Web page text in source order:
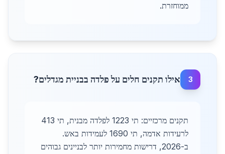
ממוחזרת.
3 אילו תקנים חלים על פלדה בבניית מגדלים?
תקנים מרכזיים: תי 1223 לפלדה מבנית, תי 413
לרעידות אדמה, תי 1690 לעמידות באש.
ב-2026, דרישות מחמירות יותר לבניינים גבוהים